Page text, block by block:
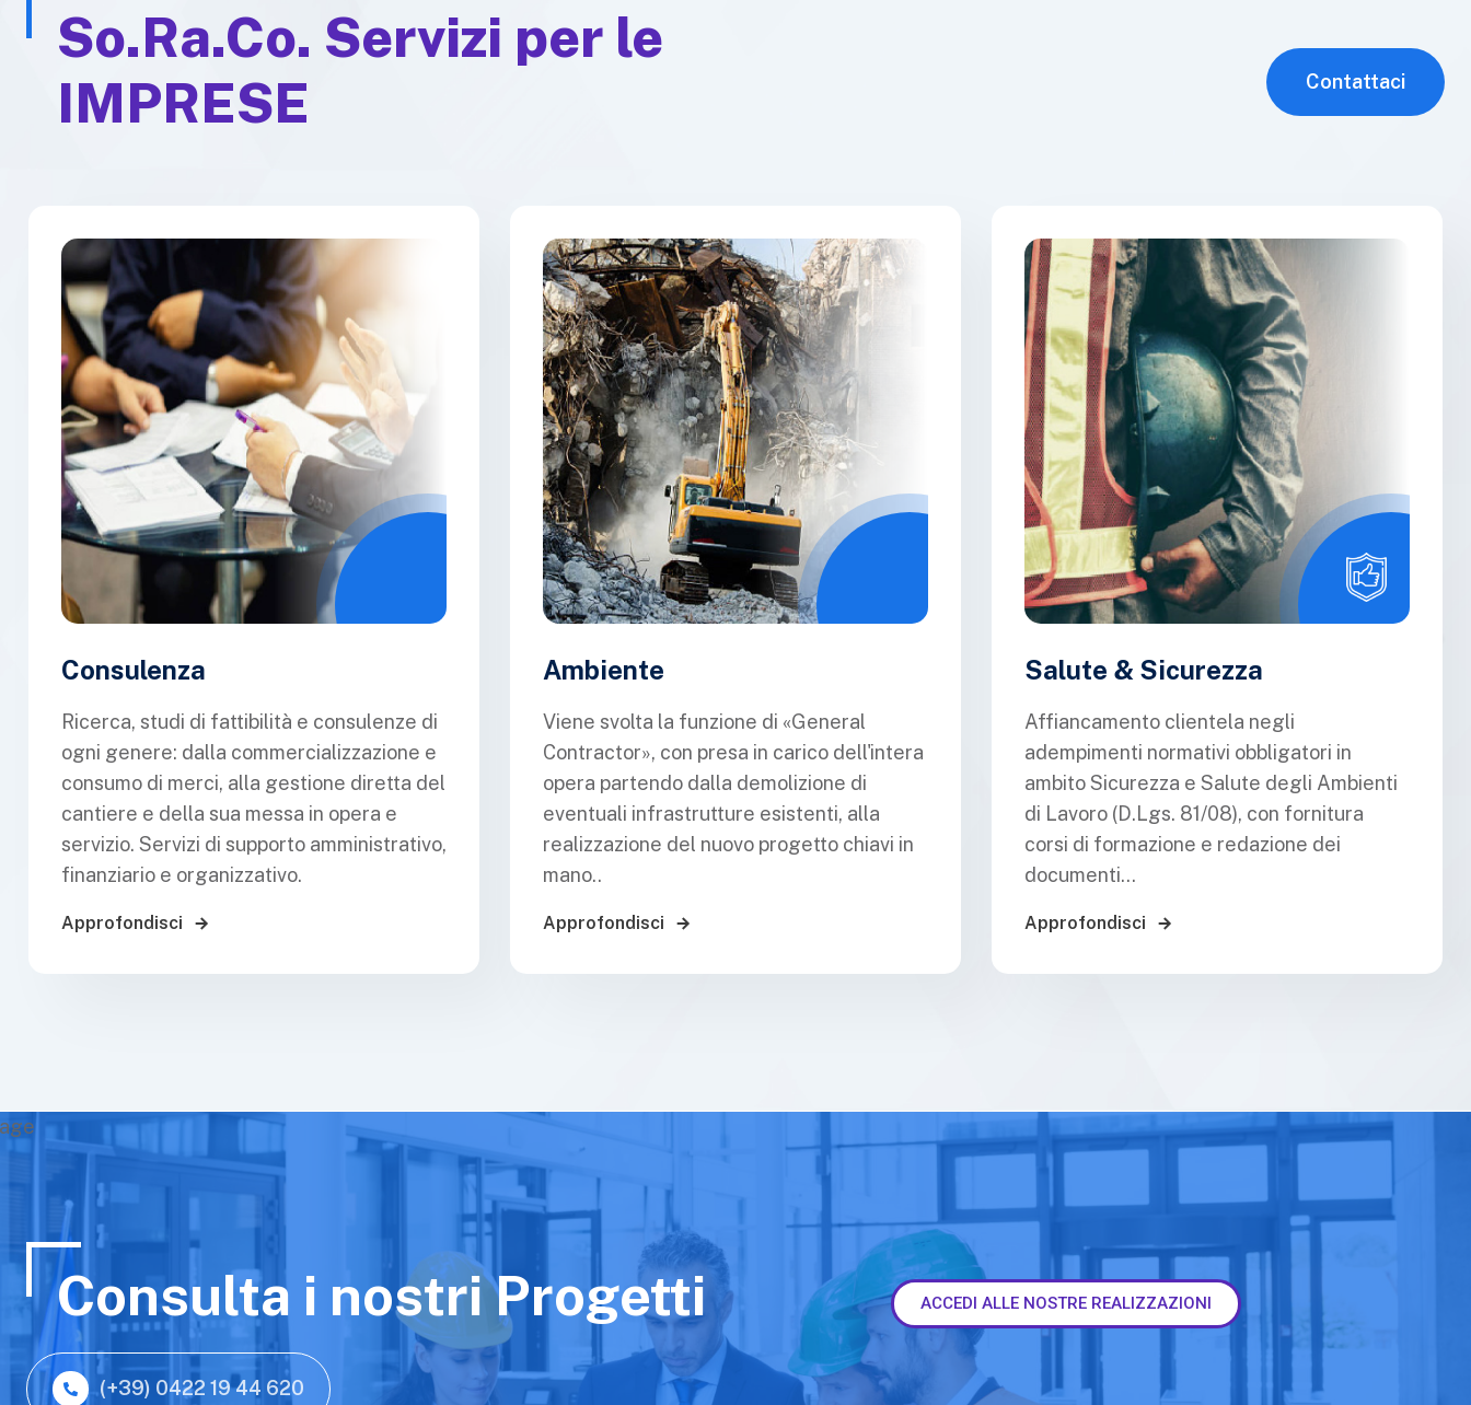
So.Ra.Co. Servizi per le
IMPRESE
Contattaci
Consulenza
Ricerca, studi di fattibilità e consulenze di
ogni genere: dalla commercializzazione e
consumo di merci, alla gestione diretta del
cantiere e della sua messa in opera e
servizio. Servizi di supporto amministrativo,
finanziario e organizzativo.
Approfondisci
Ambiente
Viene svolta la funzione di «General
Contractor», con presa in carico dell'intera
opera partendo dalla demolizione di
eventuali infrastrutture esistenti, alla
realizzazione del nuovo progetto chiavi in
mano..
Approfondisci
Salute & Sicurezza
Affiancamento clientela negli
adempimenti normativi obbligatori in
ambito Sicurezza e Salute degli Ambienti
di Lavoro (D.Lgs. 81/08), con fornitura
corsi di formazione e redazione dei
documenti...
Approfondisci
Consulta i nostri Progetti
(+39) 0422 19 44 620
ACCEDI ALLE NOSTRE REALIZZAZIONI